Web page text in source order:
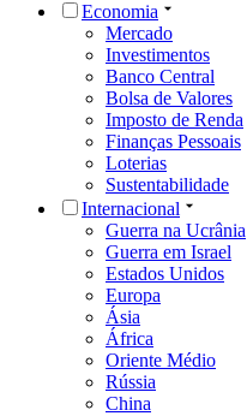
Economia
Mercado
Investimentos
Banco Central
Bolsa de Valores
Imposto de Renda
Finanças Pessoais
Loterias
Sustentabilidade
Internacional
Guerra na Ucrânia
Guerra em Israel
Estados Unidos
Europa
Ásia
África
Oriente Médio
Rússia
China